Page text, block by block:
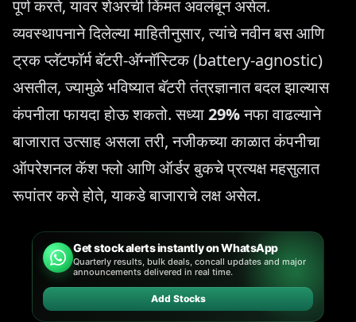
पूर्ण करते, यावर शेअरची किंमत अवलंबून असेल.
व्यवस्थापनाने दिलेल्या माहितीनुसार, त्यांचे नवीन बस आणि
ट्रक प्लॅटफॉर्म बॅटरी-अ‍ॅग्नॉस्टिक (battery-agnostic)
असतील, ज्यामुळे भविष्यात बॅटरी तंत्रज्ञानात बदल झाल्यास
कंपनीला फायदा होऊ शकतो. सध्या29%नफा वाढल्याने
बाजारात उत्साह असला तरी, नजीकच्या काळात कंपनीचा
ऑपरेशनल कॅश फ्लो आणि ऑर्डर बुकचे प्रत्यक्ष महसुलात
रूपांतर कसे होते, याकडे बाजाराचे लक्ष असेल.
Get stock alerts instantly on WhatsApp
Quarterly results, bulk deals, concall updates and major
announcements delivered in real time.
Add Stocks